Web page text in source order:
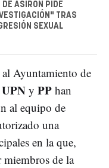
DE ASIRON PIDE
TRAS
SEXUAL
Ayuntamiento de
UPN y PP han
al equipo de
una
en la que,
miembros de la